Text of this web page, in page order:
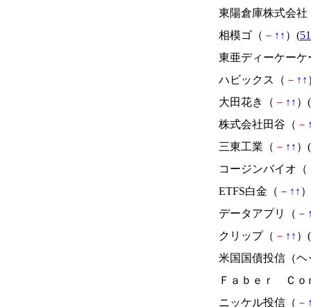
東陽倉庫株式会社
相模ゴ（ － ↑ ↑ ）(
東亜ディーケーケ
ハビックス（ － ↑ ↑
大田花き（ － ↑ ↑ ）(
株式会社田谷（ －
三東工業（ － ↑ ↑ ）(
コージンバイオ（
ETFS白金（ － ↑ ↑
データアプリ（ －
クリップ（ － ↑ ↑ ）(
米国国債投信（ヘ
Ｆａｂｅｒ Ｃｏ
ニッケル投信（ －